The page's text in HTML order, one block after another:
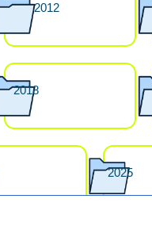
2012
2018
2025